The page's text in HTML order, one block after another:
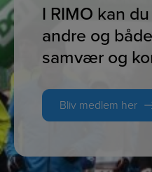
I RIMO kan
andre og
samvær og
Bliv medlem her